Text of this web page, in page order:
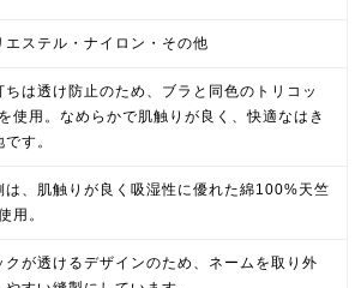
エステル・ナイロン・その他
ちは透け防止のため、ブラと同色のトリコッ
使用。なめらかで肌触りが良く、快適なはき
です。
は、肌触りが良く吸湿性に優れた綿100%天竺
用。
クが透けるデザインのため、ネームを取り外